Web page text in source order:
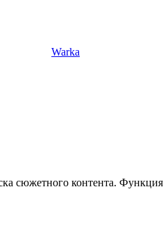
Warka
сюжетного контента.